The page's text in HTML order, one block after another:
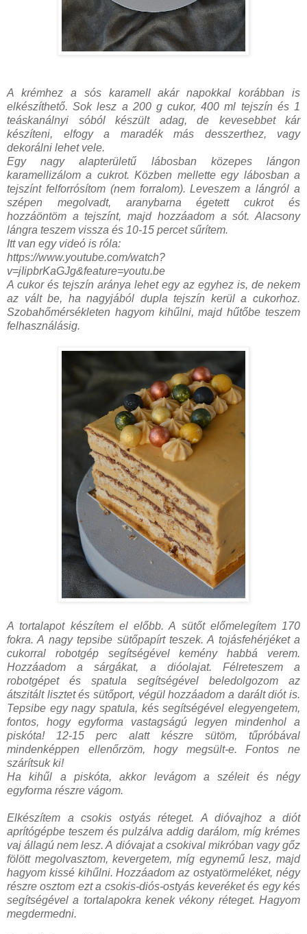
A krémhez a sós karamell akár napokkal korábban is
elkészíthető. Sok lesz a 200 g cukor, 400 ml tejszín és 1
teáskanálnyi sóból készült adag, de kevesebbet kár
készíteni, elfogy a maradék más desszerthez, vagy
dekorálni lehet vele.
Egy nagy alapterületű lábosban közepes lángon
karamellizálom a cukrot. Közben mellette egy lábosban a
tejszínt felforrósítom (nem forralom). Leveszem a lángról a
szépen megolvadt, aranybarna égetett cukrot és
hozzáöntöm a tejszínt, majd hozzáadom a sót. Alacsony
lángra teszem vissza és 10-15 percet sűrítem.
Itt van egy videó is róla:
https://www.youtube.com/watch?
v=jIipbrKaGJg&feature=youtu.be
A cukor és tejszín aránya lehet egy az egyhez is, de nekem
az vált be, ha nagyjából dupla tejszín kerül a cukorhoz.
Szobahőmérsékleten hagyom kihűlni, majd hűtőbe teszem
felhasználásig.
A tortalapot készítem el előbb. A sütőt előmelegítem 170
fokra. A nagy tepsibe sütőpapírt teszek. A tojásfehérjéket a
cukorral robotgép segítségével kemény habbá verem.
Hozzáadom a sárgákat, a dióolajat. Félreteszem a
robotgépet és spatula segítségével beledolgozom az
átszitált lisztet és sütőport, végül hozzáadom a darált diót is.
Tepsibe egy nagy spatula, kés segítségével elegyengetem,
fontos, hogy egyforma vastagságú legyen mindenhol a
piskóta! 12-15 perc alatt készre sütöm, tűpróbával
mindenképpen ellenőrzöm, hogy megsült-e. Fontos ne
szárítsuk ki!
Ha kihűl a piskóta, akkor levágom a széleit és négy
egyforma részre vágom.
Elkészítem a csokis ostyás réteget. A dióvajhoz a diót
aprítógépbe teszem és pulzálva addig darálom, míg krémes
vaj állagú nem lesz. A dióvajat a csokival mikróban vagy gőz
fölött megolvasztom, kevergetem, míg egynemű lesz, majd
hagyom kissé kihűlni. Hozzáadom az ostyatörmeléket, négy
részre osztom ezt a csokis-diós-ostyás keveréket és egy kés
segítségével a tortalapokra kenek vékony réteget. Hagyom
megdermedni.